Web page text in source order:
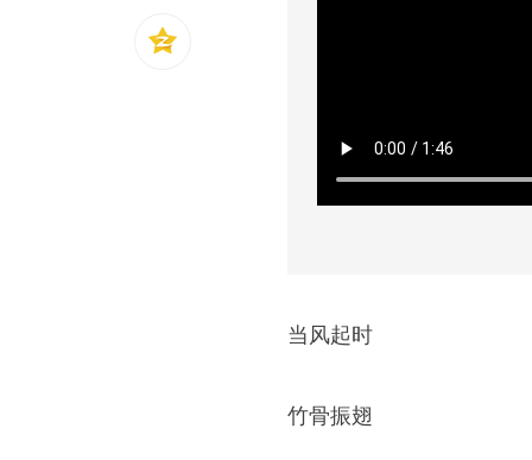
当风起时
竹骨振翅